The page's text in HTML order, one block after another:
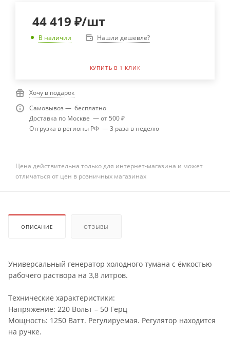
44 419 ₽/шт
В наличии Нашли дешевле?
КУПИТЬ В 1 КЛИК
Хочу в подарок
Самовывоз — бесплатно
Доставка по Москве — от 500 ₽
Отгрузка в регионы РФ — 3 раза в неделю
Цена действительна только для интернет-магазина и может
отличаться от цен в розничных магазинах
ОПИСАНИЕ ОТЗЫВЫ
Универсальный генератор холодного тумана с ёмкостью
рабочего раствора на 3,8 литров.
Технические характеристики:
Напряжение: 220 Вольт – 50 Герц
Мощность: 1250 Ватт. Регулируемая. Регулятор находится
на ручке.